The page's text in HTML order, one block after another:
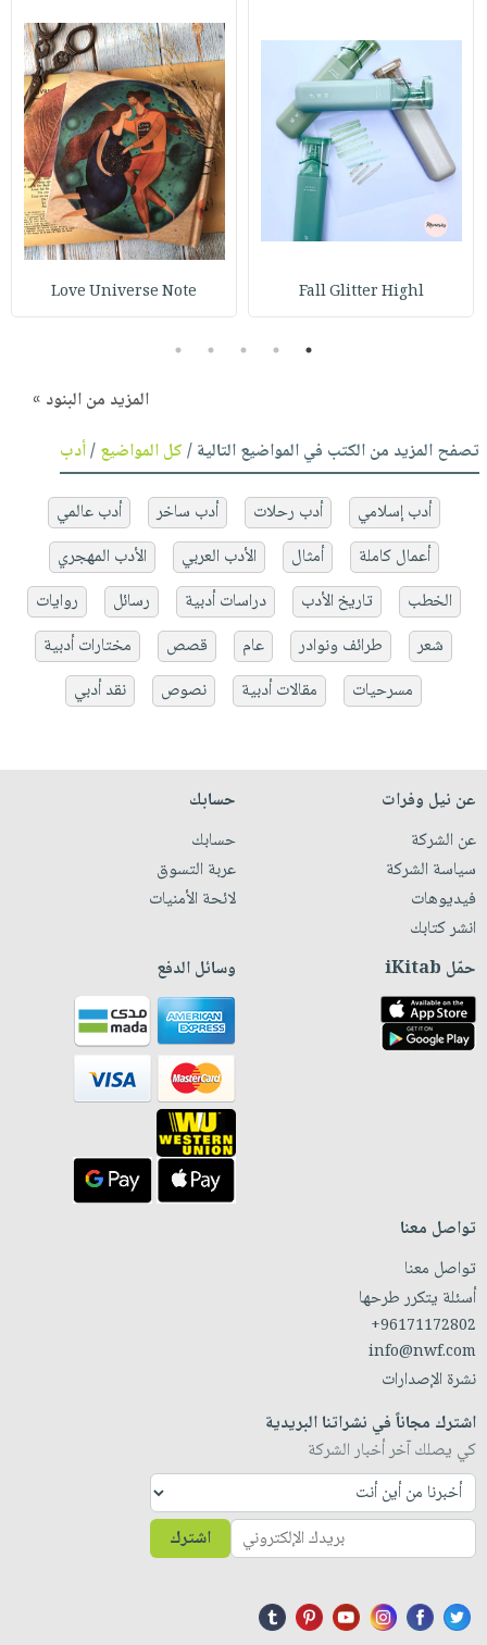
Fall Glitter Highl
Love Universe Note
1
2
3
4
5
المزيد من البنود »
تصفح المزيد من الكتب في المواضيع التالية /كل المواضيع/أدب
أدب إسلامي أدب رحلات أدب ساخر
أدب عالمي
أعمال كاملة
أمثال الأدب العربي
الأدب المهجري
الخطب
تاريخ الأدب دراسات أدبية رسائل
روايات
شعر
طرائف ونوادر عام قصص
مختارات أدبية
مسرحيات
مقالات أدبية نصوص نقد أدبي
عن نيل وفرات
عن الشركة
سياسة الشركة
فيديوهات
انشر كتابك
حسابك
حسابك
عربة التسوق
لائحة الأمنيات
حمّل iKitab وسائل الدفع
تواصل معنا
تواصل معنا
أسئلة يتكرر طرحها
+96171172802
info@nwf.com
نشرة الإصدارات
اشترك مجاناً في نشراتنا البريدية
كي يصلك آخر أخبار الشركة
اشترك